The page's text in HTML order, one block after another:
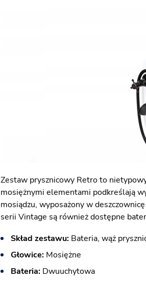
Zestaw prysznicowy Retro to
mosiężnymi elementami podkreślają
mosiądzu, wyposażony w
serii Vintage są również dostępne
Skład zestawu: Bateria, wąż
Głowice: Mosiężne
Bateria: Dwuuchytowa